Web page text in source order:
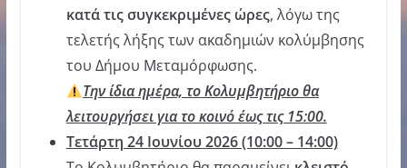
κατά τις συγκεκριμένες ώρες, λόγω της
τελετής λήξης των ακαδημιών κολύμβησης
του Δήμου Μεταμόρφωσης.
Την ίδια ημέρα, το Κολυμβητήριο θα
λειτουργήσει για το κοινό έως τις 15:00.
Τετάρτη 24 Ιουνίου 2026 (10:00 – 14:00)